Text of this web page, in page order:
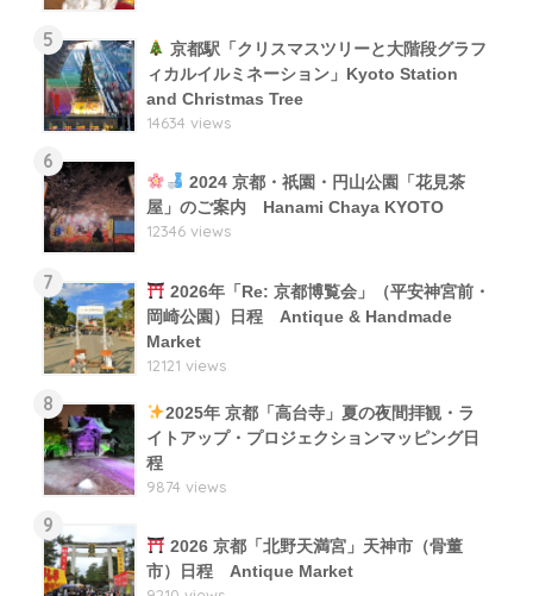
5
京都駅「クリスマスツリーと大階段グラフ
ィカルイルミネーション」Kyoto Station
and Christmas Tree
14634 views
6
2024 京都・祇園・円山公園「花見茶
屋」のご案内 Hanami Chaya KYOTO
12346 views
7
2026年「Re: 京都博覧会」（平安神宮前・
岡崎公園）日程 Antique & Handmade
Market
12121 views
8
2025年 京都「高台寺」夏の夜間拝観・ラ
イトアップ・プロジェクションマッピング日
程
9874 views
9
2026 京都「北野天満宮」天神市（骨董
市）日程 Antique Market